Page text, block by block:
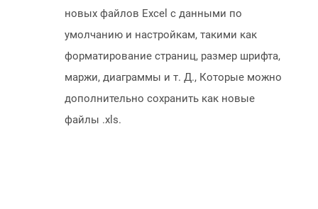
новых файлов Excel с данными по
умолчанию и настройкам, такими как
форматирование страниц, размер шрифта,
маржи, диаграммы и т. Д., Которые можно
дополнительно сохранить как новые
файлы .xls.